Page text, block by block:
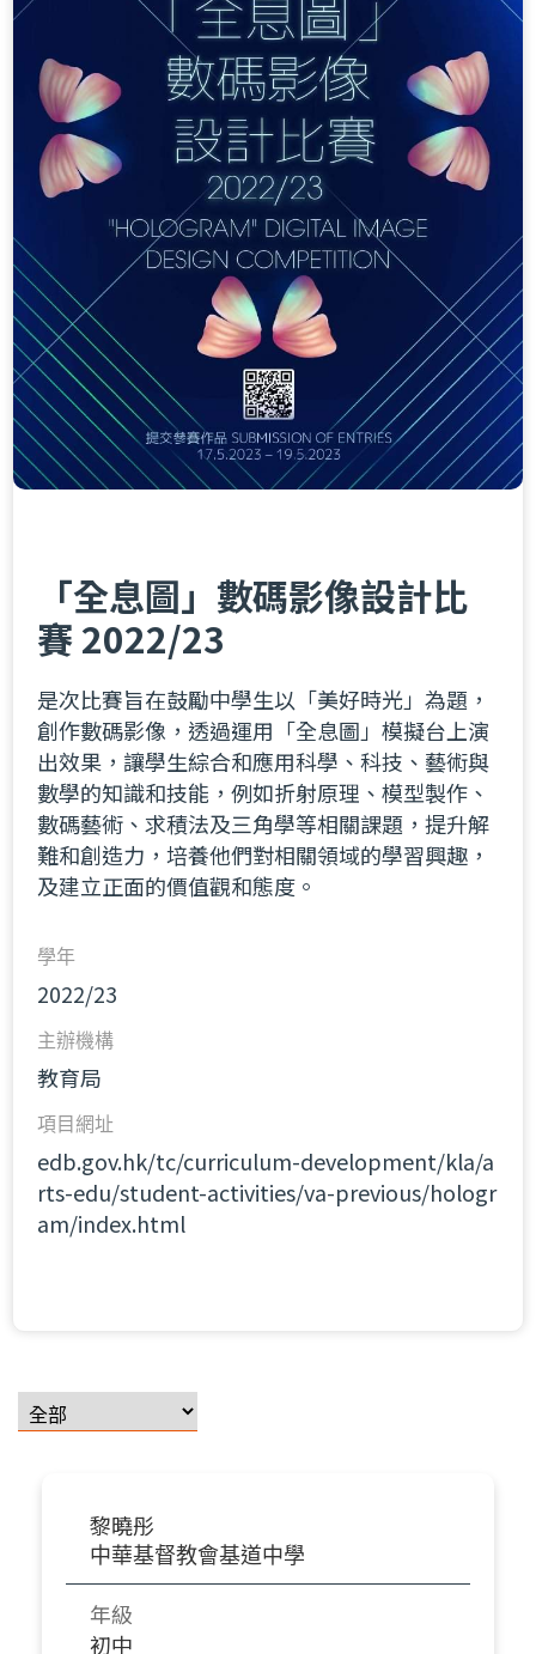
「全息圖」數碼影像設計比
賽 2022/23
是次比賽旨在鼓勵中學生以「美好時光」為題，
創作數碼影像，透過運用「全息圖」模擬台上演
出效果，讓學生綜合和應用科學、科技、藝術與
數學的知識和技能，例如折射原理、模型製作、
數碼藝術、求積法及三角學等相關課題，提升解
難和創造力，培養他們對相關領域的學習興趣，
及建立正面的價值觀和態度。
學年
2022/23
主辦機構
教育局
項目網址
edb.gov.hk/tc/curriculum-development/kla/a
rts-edu/student-activities/va-previous/hologr
am/index.html
黎曉彤
中華基督教會基道中學
年級
初中